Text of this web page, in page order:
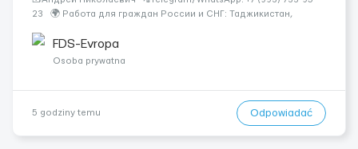
23 🌍 Работа для граждан России и СНГ: Таджикистан,
Азербайджан, Армения, Киргизия. Rolex &mdash...
FDS-Evropa
Osoba prywatna
5 godziny temu Odpowiadać